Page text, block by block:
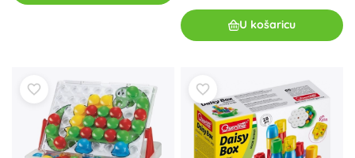
U košaricu